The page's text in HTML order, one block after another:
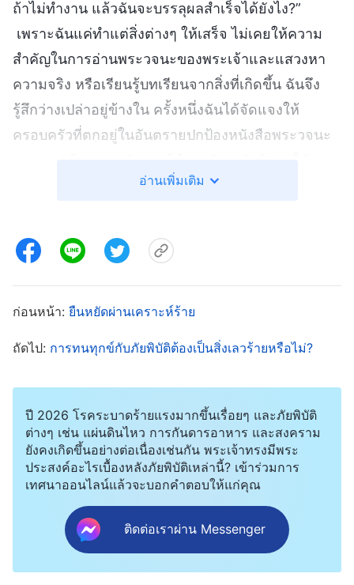
ถ้าไม่ทำงาน แล้วฉันจะบรรลุผลสำเร็จได้ยังไง?”
เพราะฉันแค่ทำแต่สิ่งต่างๆ ให้เสร็จ ไม่เคยให้ความ
สำคัญในการอ่านพระวจนะของพระเจ้าและแสวงหา
ความจริง หรือเรียนรู้บทเรียนจากสิ่งที่เกิดขึ้น ฉันจึง
รู้สึกว่างเปล่าอยู่ข้างใน ครั้งหนึ่งฉันได้จัดแจงให้
ครอบครัวที่ตกอยู่ในอันตรายปกป้องหนังสือพระวจนะ
แต่งฉันที่ไม่ได้ทำสิ่งทั้งหลายตามหลักธรรม ฉันรู้สึกว่า
ว่าฉันไม่ยอมรับผิด ผู้นำจึงพูดว่า “คุณวิ่งวุ่นทำสิ่งทั้ง
หลายมากมาย แต่คุณทำไปโดยไม่มีหลักธรรม คุณทำ
ไปตามเจตจำนงและด้วยประสบการณ์ของตัวเอง ซึ่ง
จะเป็นอันตรายต่อผลประโยชน์ของพระนิเวศของ
พระเจ้า อีกอย่าง เมื่อเผชิญกับการถูกตัดแต่ง คุณไม่มี
ท่าทีของการนบนอบและการแสวงหา แล้วก็ไม่ปฏิบัติ
การทบทวนตนเอง คุณจะก้าวหน้าไปแบบนี้หรือ?” ต่อ
มาฉันได้ทบทวนการปฏิบัติของตัวเอง และตระหนักว่า
ฉันให้ความสำคัญกับการวิ่งวุ่นทำงานไปทั่วอยู่เสมอ ซึ่ง
ฉันไม่ได้มีการเข้าสู่ชีวิตให้พูดถึงเลยจริงๆ ฉันมา
อธิษฐานเฉพาะพระพักตร์พระเจ้า และขอให้พระองค์
ทรงนำฉันให้ได้รู้และแก้ไขปัญหาของตัวฉันเอง
ขณะที่แสวงหา ฉันได้อ่านพระวจนะของพระเจ้าบท
อ่านเพิ่มเติม
ก่อนหน้า: ยืนหยัดผ่านเคราะห์ร้าย
ถัดไป: การทนทุกข์กับภัยพิบัติต้องเป็นสิ่งเลวร้ายหรือไม่?
ปี 2026 โรคระบาดร้ายแรงมากขึ้นเรื่อยๆ และภัยพิบัติ
ต่างๆ เช่น แผ่นดินไหว การกันดารอาหาร และสงคราม
ยังคงเกิดขึ้นอย่างต่อเนื่องเช่นกัน พระเจ้าทรงมีพระ
ประสงค์อะไรเบื้องหลังภัยพิบัติเหล่านี้? เข้าร่วมการ
เทศนาออนไลน์แล้วจะบอกคำตอบให้แก่คุณ
ติดต่อเราผ่าน Messenger